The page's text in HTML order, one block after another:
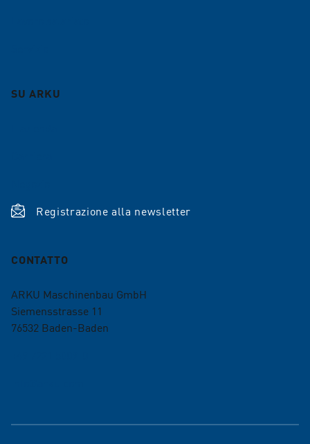
SU ARKU
Registrazione alla newsletter
CONTATTO
ARKU Maschinenbau GmbH
Siemensstrasse 11
76532 Baden-Baden